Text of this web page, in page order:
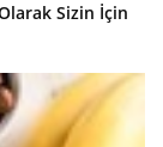
Sizin İçin